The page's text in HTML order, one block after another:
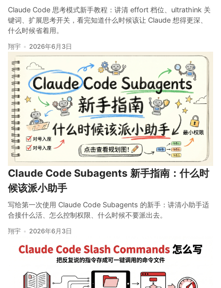
Claude Code 思考模式新手教程：讲清 effort 档位、ultrathink 关
键词、扩展思考开关，看完知道什么时候该让 Claude 想得更深、
什么时候省着用。
翔宇 2026年6月3日
Claude Code Subagents 新手指南：什么时
候该派小助手
写给第一次使用 Claude Code Subagents 的新手：讲清小助手适
合接什么活、怎么控制权限、什么时候不要派出去。
翔宇 2026年6月3日